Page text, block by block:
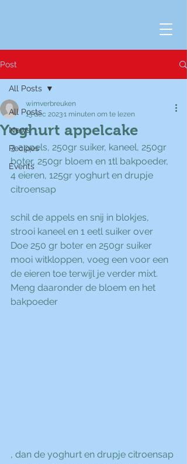
Post
All Posts
News
Recipes
Events
All Posts
Yoghurt appelcake
wimverbreuken
13 dec 20231 minuten om te lezen
3 appels, 250gr suiker, kaneel, 250gr
boter, 250gr bloem en 1tl bakpoeder,
4 eieren, 125gr yoghurt en drupje
citroensap
schil de appels en snij in blokjes,
strooi kaneel en 1 eetl suiker over
Doe 250 gr boter en 250gr suiker
mooi witkloppen, voeg een voor een
de eieren toe terwijl je verder mixt.
Meng daaronder de bloem en het
bakpoeder
, dan de yoghurt en drupje citroensap